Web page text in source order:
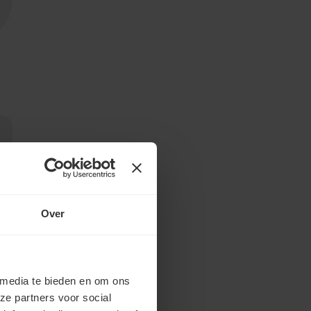
Over
te bieden en om ons
partners voor social